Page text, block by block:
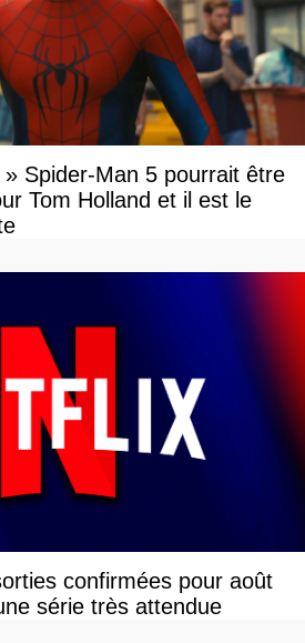
Spider-Man 5 pourrait être
Tom Holland et il est le
confirmées pour août
série très attendue